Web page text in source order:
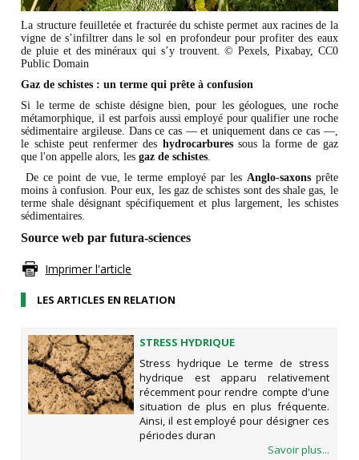
La structure feuilletée et fracturée du schiste permet aux racines de la
vigne de s’infiltrer dans le sol en profondeur pour profiter des eaux
de pluie et des minéraux qui s’y trouvent. © Pexels, Pixabay, CC0
Public Domain
Gaz de schistes : un terme qui prête à confusion
Si le terme de schiste désigne bien, pour les géologues, une roche
métamorphique, il est parfois aussi employé pour qualifier une roche
sédimentaire argileuse. Dans ce cas — et uniquement dans ce cas —,
le schiste peut renfermer des hydrocarburessous la forme de gaz
que l'on appelle alors, lesgaz de schistes.
De ce point de vue, le terme employé par les Anglo-saxonsprête
moins à confusion. Pour eux, les gaz de schistes sont des shale gas, le
terme shale désignant spécifiquement et plus largement, les schistes
sédimentaires.
Source web par futura-sciences
Imprimer l'article
LES ARTICLES EN RELATION
STRESS HYDRIQUE
Stress hydrique Le terme de stress
hydrique est apparu relativement
récemment pour rendre compte d'une
situation de plus en plus fréquente.
Ainsi, il est employé pour désigner ces
périodes duran
Savoir plus...